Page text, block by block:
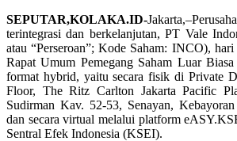
SEPUTAR,KOLAKA.ID-
terintegrasi dan berkelanjutan, PT Vale
atau “Perseroan”; Kode Saham: INCO),
Rapat Umum Pemegang Saham Luar
format hybrid, yaitu secara fisik di Private
Floor, The Ritz Carlton Jakarta Pacific
Sudirman Kav. 52-53, Senayan,
dan secara virtual melalui platform
Sentral Efek Indonesia (KSEI).